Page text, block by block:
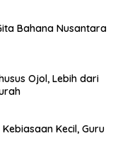
Bahana Nusantara
Ojol, Lebih dari
Kecil, Guru